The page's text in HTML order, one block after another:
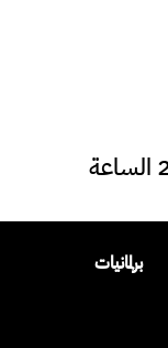
مدار الساعة ـ نشر في 2026/06/02 الساعة
برلمانيات